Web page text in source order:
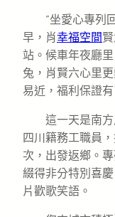
“坐愛心專列回
早，肖幸福空間
站。候車年夜廳
兔，肖賢六心里
易近，福利保證
這一天是南方
四川籍務工職員
次，出發返鄉。
綴得非分特別喜
片歡歌笑語。